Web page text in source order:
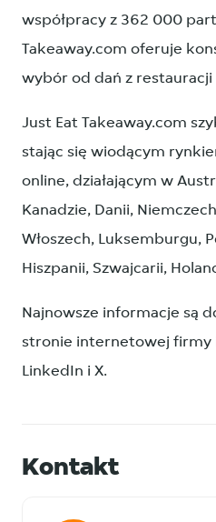
współpracy z 362 000
Takeaway.com oferuje
wybór od dań z
Just Eat Takeaway.com
stając się wiodącym
online, działającym w
Kanadzie, Danii,
Włoszech, Luksemburgu,
Hiszpanii, Szwajcarii,
Najnowsze informacje są
stronie internetowej firmy
LinkedIn i X.
Kontakt